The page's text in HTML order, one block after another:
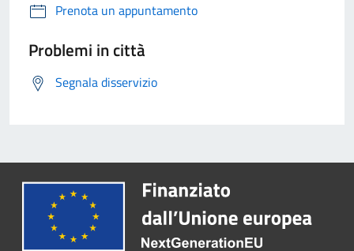
Prenota un appuntamento
Problemi in città
Segnala disservizio